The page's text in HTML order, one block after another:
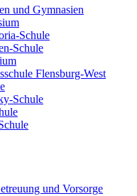
und Gymnasien
Schule
Schule
Flensburg-West
Schule
und Vorsorge